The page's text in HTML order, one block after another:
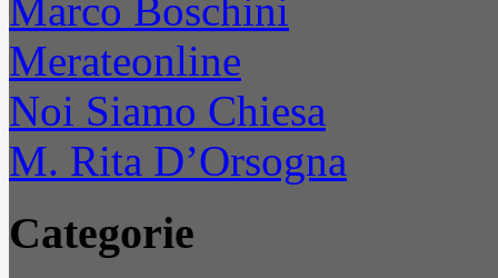
Marco Boschini
Merateonline
Noi Siamo Chiesa
M. Rita D’Orsogna
Categorie